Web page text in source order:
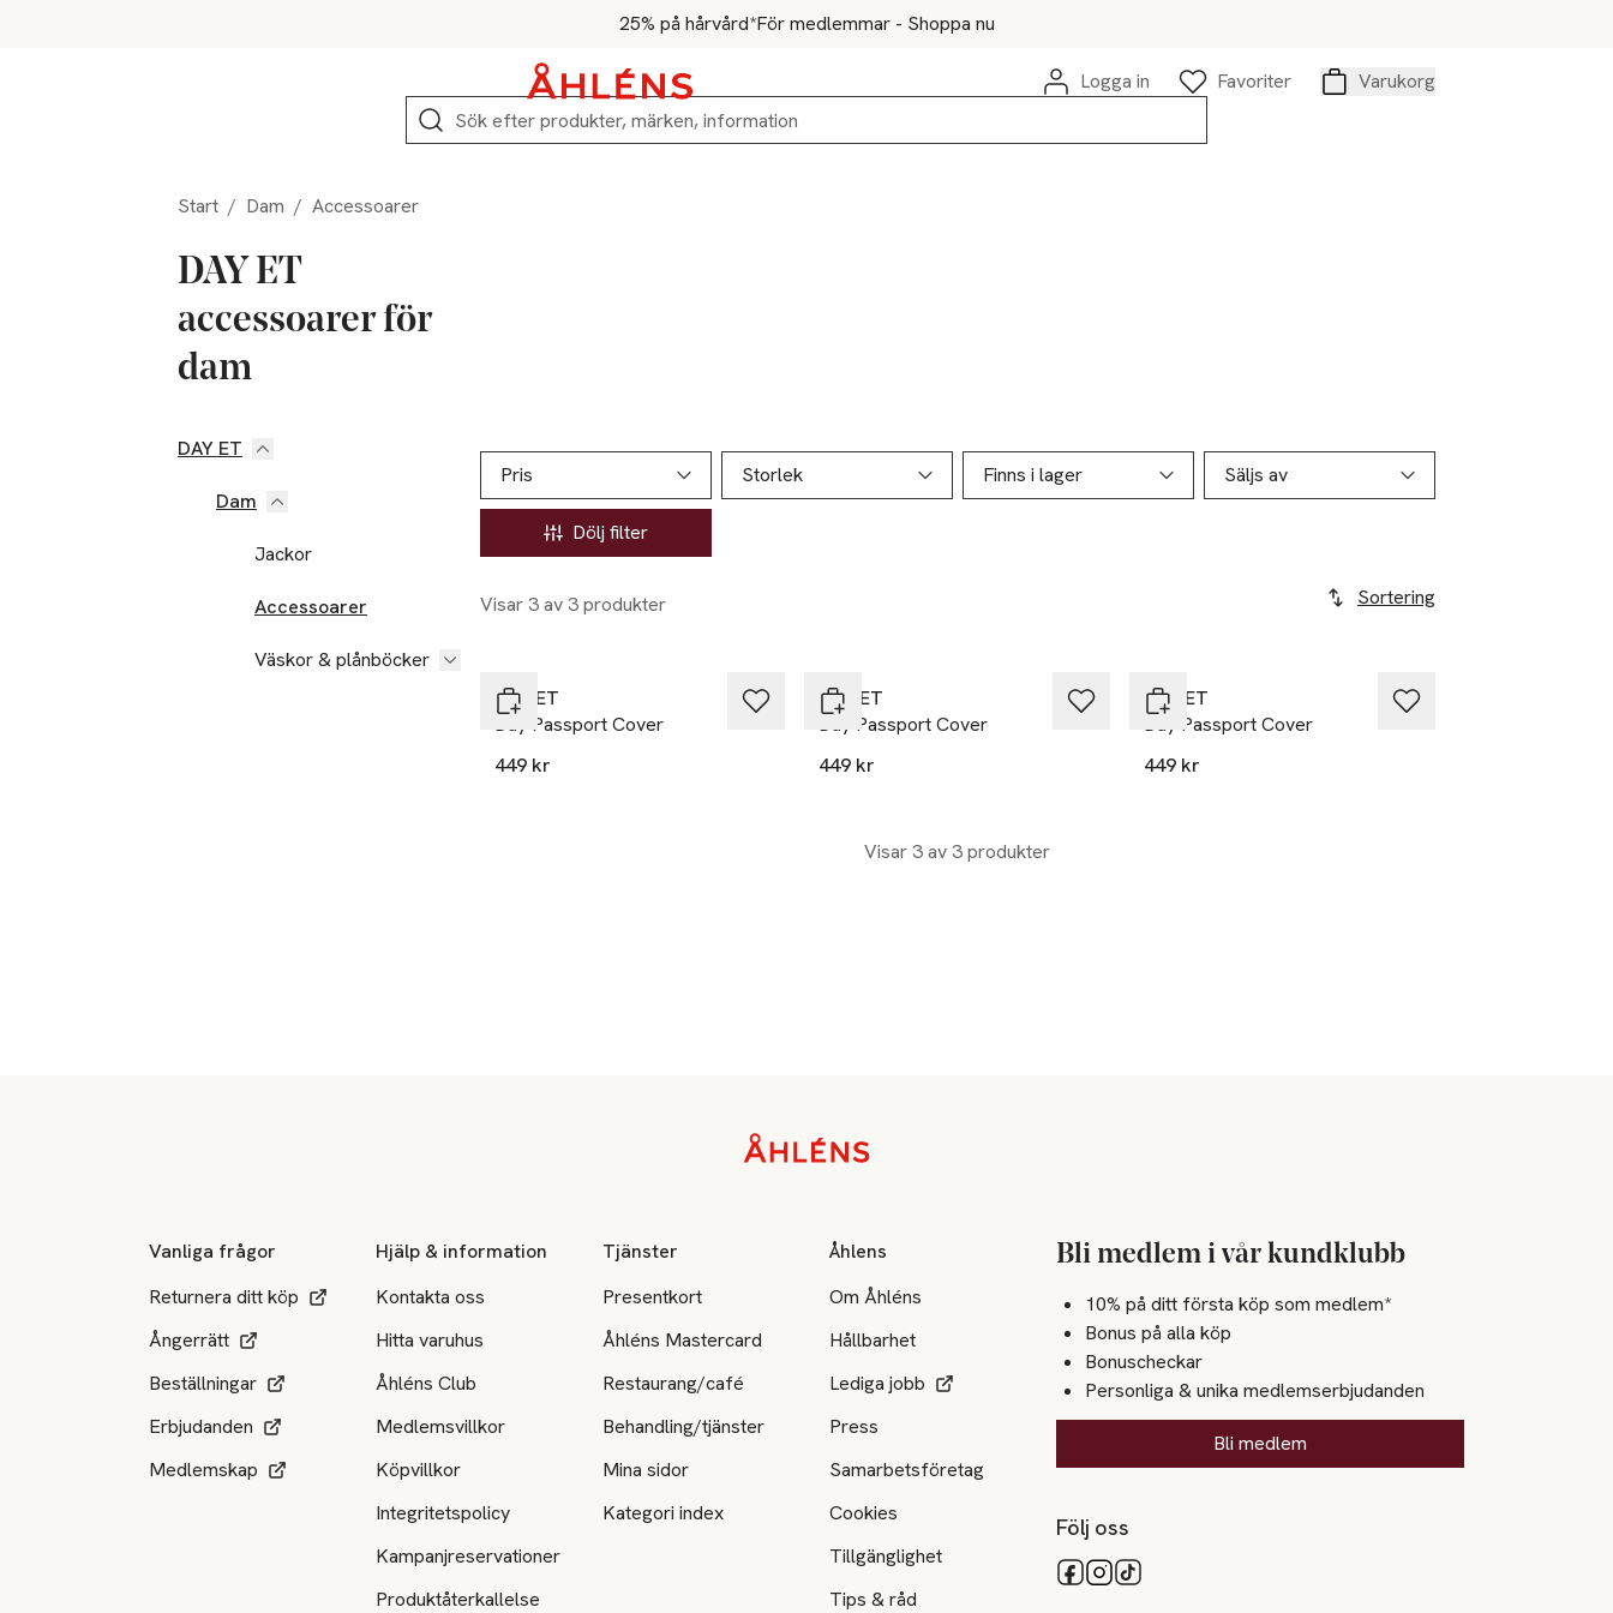
25% på hårvård*För medlemmar - Shoppa nu
Logga in
Favoriter
Varukorg
Sök
Start / Dam / Accessoarer
DAY ET
accessoarer för
dam
Hoppa till produktsidan
DAY ET
Dam
Jackor
Accessoarer
Väskor & plånböcker
Hoppa till produktsidan
Pris
Storlek Finns i lager Säljs av
Dölj filter
Visar 3 av 3 produkter Sortering
Lista över produkter
DAY ET
Day Passport Cover
449 kr
DAY ET
Day Passport Cover
449 kr
DAY ET
Day Passport Cover
449 kr
Visar 3 av 3 produkter
Vanliga frågor
Returnera ditt köp
Ångerrätt
Beställningar
Erbjudanden
Medlemskap
Hjälp & information
Kontakta oss
Hitta varuhus
Åhléns Club
Medlemsvillkor
Köpvillkor
Integritetspolicy
Kampanjreservationer
Produktåterkallelse
Tjänster
Presentkort
Åhléns Mastercard
Restaurang/café
Behandling/tjänster
Mina sidor
Kategori index
Åhlens
Om Åhléns
Hållbarhet
Lediga jobb
Press
Samarbetsföretag
Cookies
Tillgänglighet
Tips & råd
Bli medlem i vår kundklubb
10% på ditt första köp som medlem*
Bonus på alla köp
Bonuscheckar
Personliga & unika medlemserbjudanden
Bli medlem
Följ oss